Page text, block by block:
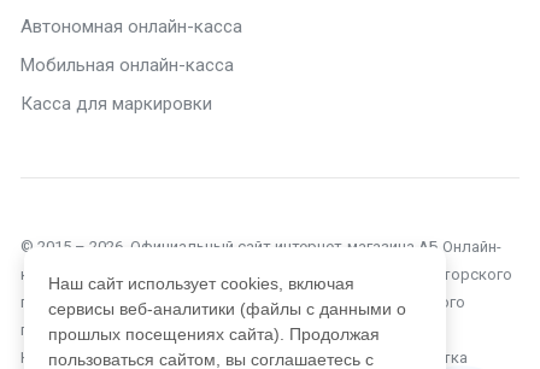
Автономная онлайн-касса
Мобильная онлайн-касса
Касса для маркировки
© 2015 – 2026. Официальный сайт интернет-магазина АБ Онлайн-
касса в Челябинске. Текущий сайт является объектом авторского
права, исключительные права, на использование которого
принадлежат компании ООО «Автоматизация Бизнеса».
Копирование, размножение, распространение, перепечатка
Наш сайт использует cookies, включая
сервисы веб-аналитики (файлы с данными о
прошлых посещениях сайта). Продолжая
пользоваться сайтом, вы соглашаетесь с